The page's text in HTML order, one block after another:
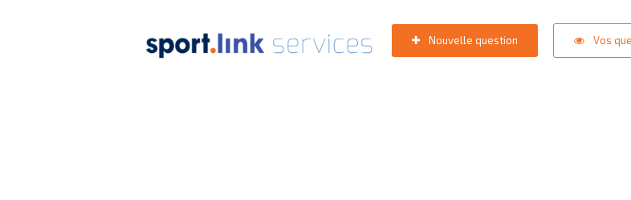
Nouvelle question Vos